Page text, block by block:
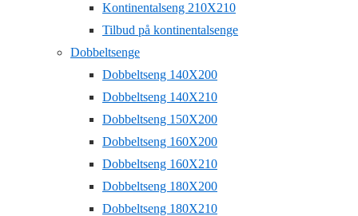
Kontinentalseng 210X210
Tilbud på kontinentalsenge
Dobbeltsenge
Dobbeltseng 140X200
Dobbeltseng 140X210
Dobbeltseng 150X200
Dobbeltseng 160X200
Dobbeltseng 160X210
Dobbeltseng 180X200
Dobbeltseng 180X210